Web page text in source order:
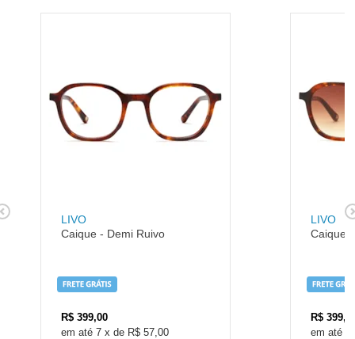
LIVO
Caique - Demi Ruivo
R$ 399,00
7 x de R$ 57,00
LIVO
Caique
R$